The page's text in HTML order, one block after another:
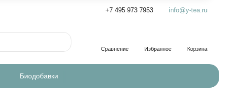
+7 495 973 7953 info@y-tea.ru
Сравнение Избранное Корзина
Биодобавки